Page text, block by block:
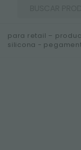
MÁS RESULTADOS
para retail –
silicona -